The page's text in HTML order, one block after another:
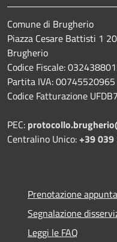
Comune di Brugherio
Piazza Cesare Battisti 1
Brugherio
Codice Fiscale:
Partita IVA: 00745520965
Codice Fatturazione
PEC:
Centralino Unico:+39 039
Prenotazione
Segnalazione
Leggi le FAQ